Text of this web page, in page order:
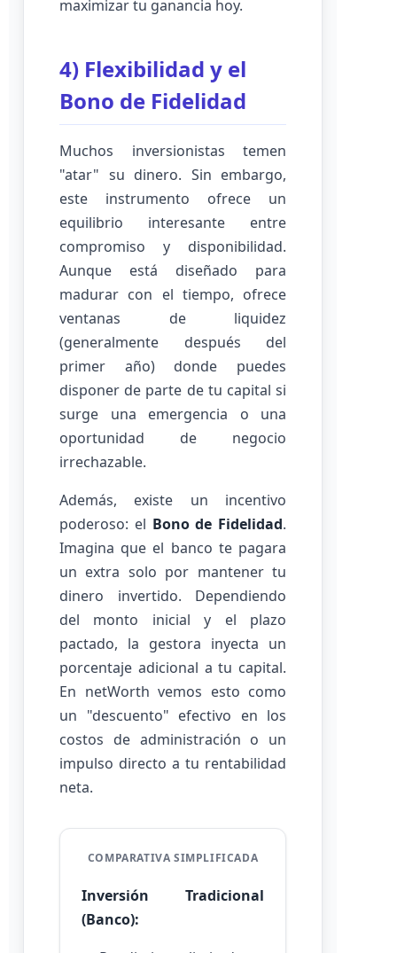
maximizar tu ganancia hoy.
4) Flexibilidad y el
Bono de Fidelidad
Muchos inversionistas temen
"atar" su dinero. Sin embargo,
este instrumento ofrece un
equilibrio interesante entre
compromiso y disponibilidad.
Aunque está diseñado para
madurar con el tiempo, ofrece
ventanas de liquidez
(generalmente después del
primer año) donde puedes
disponer de parte de tu capital si
surge una emergencia o una
oportunidad de negocio
irrechazable.
Además, existe un incentivo
poderoso: el Bono de Fidelidad.
Imagina que el banco te pagara
un extra solo por mantener tu
dinero invertido. Dependiendo
del monto inicial y el plazo
pactado, la gestora inyecta un
porcentaje adicional a tu capital.
En netWorth vemos esto como
un "descuento" efectivo en los
costos de administración o un
impulso directo a tu rentabilidad
neta.
COMPARATIVA SIMPLIFICADA
Inversión Tradicional
(Banco):